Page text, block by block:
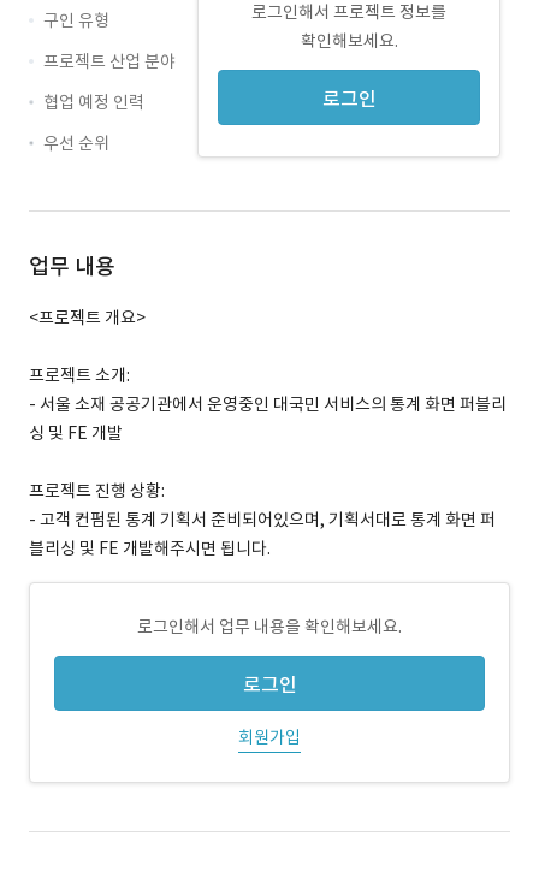
로그인해서 프로젝트 정보를
확인해보세요.
로그인
구인 유형
프로젝트 산업 분야
협업 예정 인력
우선 순위
업무 내용
<프로젝트 개요>
프로젝트 소개:
- 서울 소재 공공기관에서 운영중인 대국민 서비스의 통계 화면 퍼블리
싱 및 FE 개발
프로젝트 진행 상황:
- 고객 컨펌된 통계 기획서 준비되어있으며, 기획서대로 통계 화면 퍼
블리싱 및 FE 개발해주시면 됩니다.
로그인해서 업무 내용을 확인해보세요.
로그인
회원가입